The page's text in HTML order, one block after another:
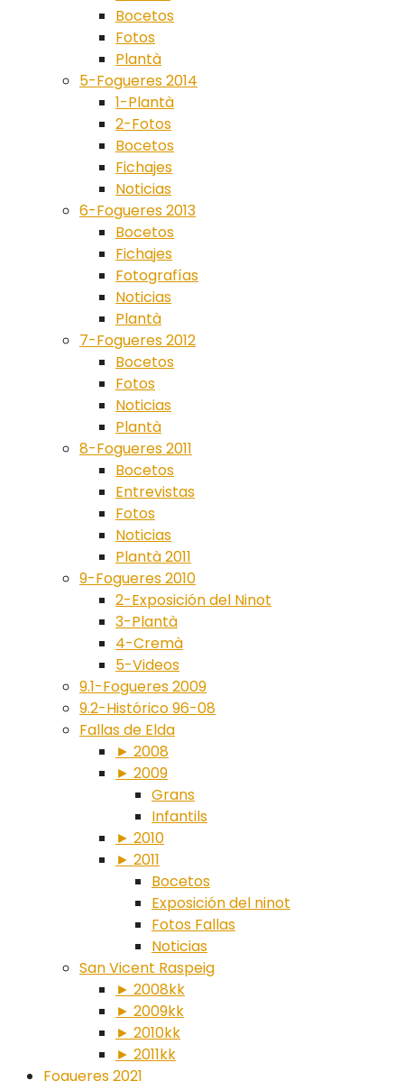
Bocetos
Fotos
Plantà
5-Fogueres 2014
1-Plantà
2-Fotos
Bocetos
Fichajes
Noticias
6-Fogueres 2013
Bocetos
Fichajes
Fotografías
Noticias
Plantà
7-Fogueres 2012
Bocetos
Fotos
Noticias
Plantà
8-Fogueres 2011
Bocetos
Entrevistas
Fotos
Noticias
Plantà 2011
9-Fogueres 2010
2-Exposición del Ninot
3-Plantà
4-Cremà
5-Videos
9.1-Fogueres 2009
9.2-Histórico 96-08
Fallas de Elda
► 2008
► 2009
Grans
Infantils
► 2010
► 2011
Bocetos
Exposición del ninot
Fotos Fallas
Noticias
San Vicent Raspeig
► 2008kk
► 2009kk
► 2010kk
► 2011kk
Fogueres 2021